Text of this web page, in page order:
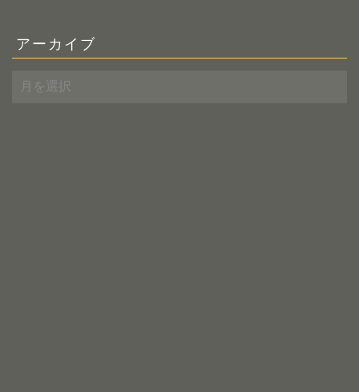
アーカイブ
ー